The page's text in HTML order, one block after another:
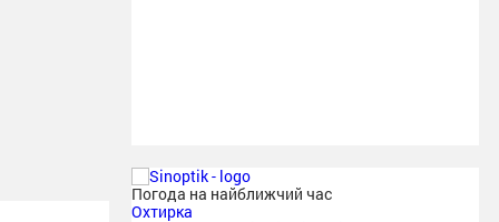
Погода на найближчий час
Охтирка